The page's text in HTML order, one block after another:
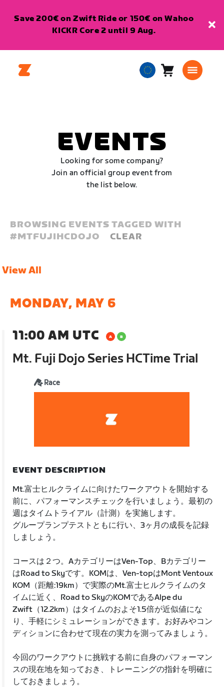
Save 200€ on Zwift Ride or 150€ on Wahoo
KICKR Core 2 until 9 Aug.
EuropeanCart0
EVENTS
Looking for some company?
Join an official group event from
the list below.
BROWSING EVENTS TAGGED WITH
#MTFUJIHCDOJO CLEAR
View All
MONDAY, MAY 6
11:00 AM UTC
Mt. Fuji Dojo Series HCTime Trial
Race
EVENT DESCRIPTION
Mt.富士ヒルクライムに向けたワークアウトを開始する
前に、パフォーマンスチェックを行いましょう。最初の
週はタイムトライアル（計測）を実施します。
グループランプテストともに行い、3ヶ月の成長を記録
しましょう。
コースは２つ。AカテゴリーはVen-Top、Bカテゴリー
はRoad to Skyです。KOMは、Ven-topはMont Ventoux
KOM（距離:19km）で実際のMt.富士ヒルクライムのタ
イムに近く、Road to SkyのKOMであるAlpe du
Zwift（12.2km）はタイムのおよそ1.5倍が近似値にな
り、手軽にシミュレーションができます。お好みやコン
ディションに合わせて現在の実力を測ってみましょう。
今回のワークアウトに挑戦する前に自身のパフォーマン
スの現在地を知っておき、トレーニングの指針を明確に
しておきましょう。